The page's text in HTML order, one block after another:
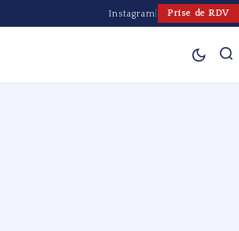
Instagram Prise de RDV